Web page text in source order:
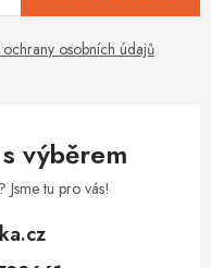
osobních údajů
výběrem
Jsme tu pro vás!